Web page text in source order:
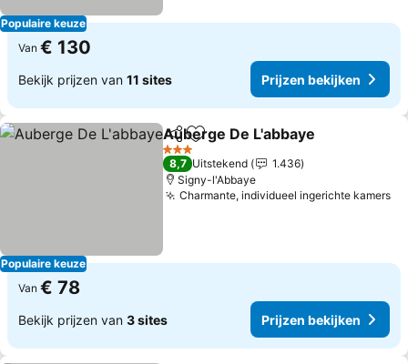
Populaire keuze
Van € 130
Bekijk prijzen van 11 sites Prijzen bekijken
Populaire keuze
DelenToevoegen aan favorieten
Auberge De L'abbaye
3 Sterren
8,7 Uitstekend
1.436
Signy-l'Abbaye
Charmante, individueel ingerichte kamers
Van € 78
Bekijk prijzen van 3 sites Prijzen bekijken